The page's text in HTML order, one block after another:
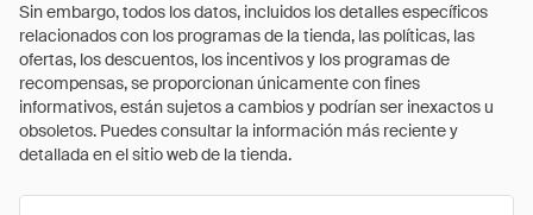
Sin embargo, todos los datos, incluidos los detalles específicos
relacionados con los programas de la tienda, las políticas, las
ofertas, los descuentos, los incentivos y los programas de
recompensas, se proporcionan únicamente con fines
informativos, están sujetos a cambios y podrían ser inexactos u
obsoletos. Puedes consultar la información más reciente y
detallada en el sitio web de la tienda.